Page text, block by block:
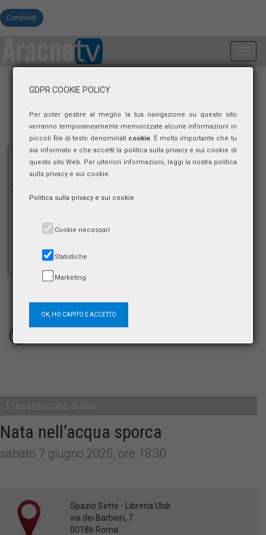
Condividi
Nata nell’acqua sporca
sabato 7 giugno 2025, ore 18:30
Spazio Sette - Libreria Ubik
via dei Barbieri, 7
00186 Roma
GDPR COOKIE POLICY
Per poter gestire al meglio la tua navigazione su questo sito
verranno temporaneamente memorizzate alcune informazioni in
piccoli file di testo denominati cookie. È molto importante che tu
sia informato e che accetti la politica sulla privacy e sui cookie di
questo sito Web. Per ulteriori informazioni, leggi la nostra politica
sulla privacy e sui cookie.
Politica sulla privacy e sui cookie
Cookie necessari
Statistiche
Marketing
OK, HO CAPITO E ACCETTO